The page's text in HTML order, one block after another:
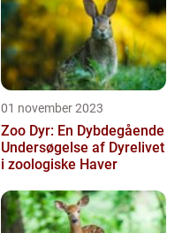
01 november 2023
Zoo Dyr: En Dybdegående
Undersøgelse af Dyrelivet
i zoologiske Haver